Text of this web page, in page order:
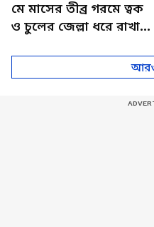
মে মাসের তীব্র গরমে ত্বক
ও চুলের জেল্লা ধরে রাখার